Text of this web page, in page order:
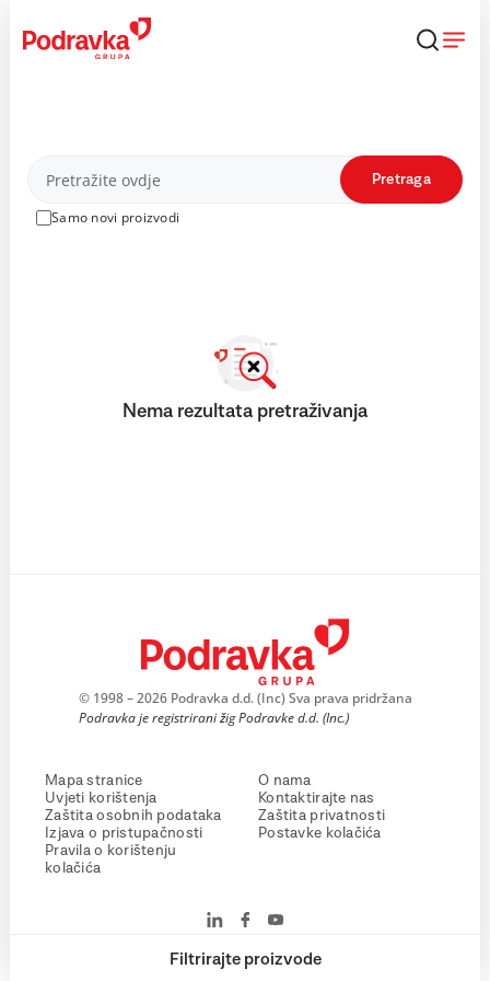
content
Proizvodi
Samo novi proizvodi
Pretraga
Filtrirajte proizvode
Nema rezultata pretraživanja
© 1998 – 2026 Podravka d.d. (Inc) Sva prava pridržana
Podravka je registrirani žig Podravke d.d. (Inc.)
Mapa stranice
Uvjeti korištenja
Zaštita osobnih podataka
Izjava o pristupačnosti
Pravila o korištenju
kolačića
O nama
Kontaktirajte nas
Zaštita privatnosti
Postavke kolačića